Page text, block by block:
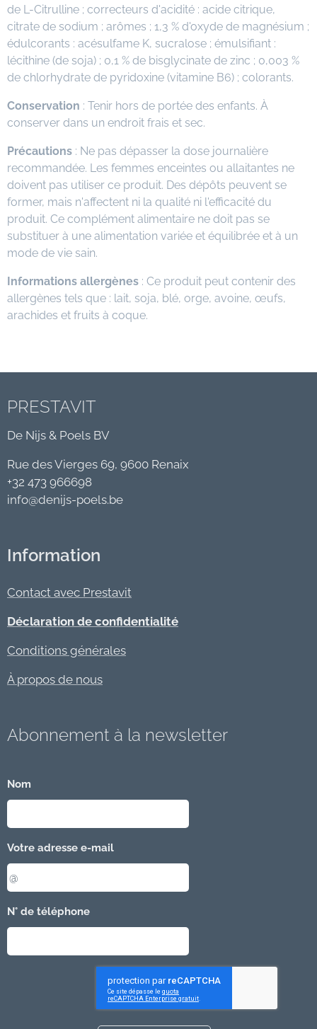
de L-Citrulline ; correcteurs d'acidité : acide citrique,
citrate de sodium ; arômes ; 1,3 % d'oxyde de magnésium ;
édulcorants : acésulfame K, sucralose ; émulsifiant :
lécithine (de soja) ; 0,1 % de bisglycinate de zinc ; 0,003 %
de chlorhydrate de pyridoxine (vitamine B6) ; colorants.
Conservation : Tenir hors de portée des enfants. À
conserver dans un endroit frais et sec.
Précautions : Ne pas dépasser la dose journalière
recommandée. Les femmes enceintes ou allaitantes ne
doivent pas utiliser ce produit. Des dépôts peuvent se
former, mais n'affectent ni la qualité ni l'efficacité du
produit. Ce complément alimentaire ne doit pas se
substituer à une alimentation variée et équilibrée et à un
mode de vie sain.
Informations allergènes : Ce produit peut contenir des
allergènes tels que : lait, soja, blé, orge, avoine, œufs,
arachides et fruits à coque.
PRESTAVIT
De Nijs & Poels BV
Rue des Vierges 69, 9600 Renaix
+32 473 966698
info@denijs-poels.be
Information
Contact avec Prestavit
Déclaration de confidentialité
Conditions générales
À propos de nous
Abonnement à la newsletter
Nom
Votre adresse e-mail
N° de téléphone